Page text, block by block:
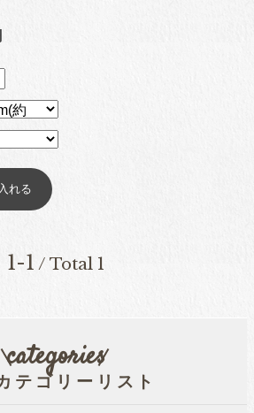
納期4週間前後
1-1 / Total 1
categories
テゴリーリスト